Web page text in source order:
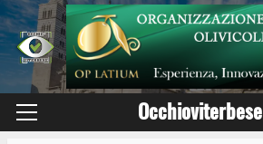
Skip
to
content
Primary
Occhioviterbese